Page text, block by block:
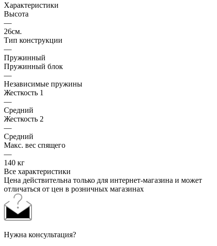
Характеристики
Высота
—
26см.
Тип конструкции
—
Пружинный
Пружинный блок
—
Независимые пружины
Жесткость 1
—
Средний
Жесткость 2
—
Средний
Макс. вес спящего
—
140 кг
Все характеристики
Цена действительна только для интернет-магазина и может
отличаться от цен в розничных магазинах
Нужна консультация?